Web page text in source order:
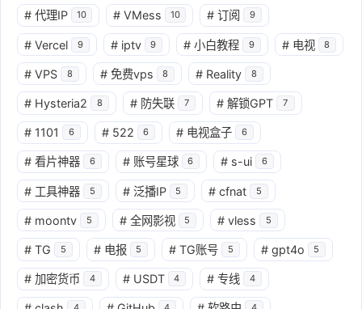
# 代理IP 10 # VMess 10 # 订阅 9
# Vercel 9 # iptv 9 # 小白教程 9 # 电视 8
# VPS 8 # 免费vps 8 # Reality 8
# Hysteria2 8 # 防失联 7 # 解锁GPT 7
# 1101 6 # 522 6 # 电视盒子 6
# 看片神器 6 # 账号星球 6 # s-ui 6
# 工具神器 5 # 泛播IP 5 # cfnat 5
# moontv 5 # 全网影视 5 # vless 5
# TG 5 # 电报 5 # TG账号 5 # gpt4o 5
# 加密货币 4 # USDT 4 # 专线 4